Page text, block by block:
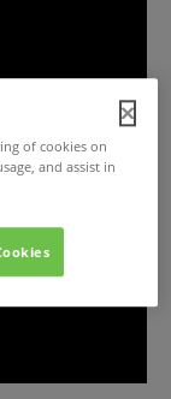
of cookies on
and assist in